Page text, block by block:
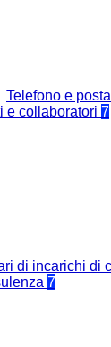
Telefono e
e collaboratori 7
di incarichi di
7